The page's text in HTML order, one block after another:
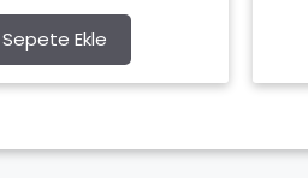
t
o
f
5
Sepete Ekle